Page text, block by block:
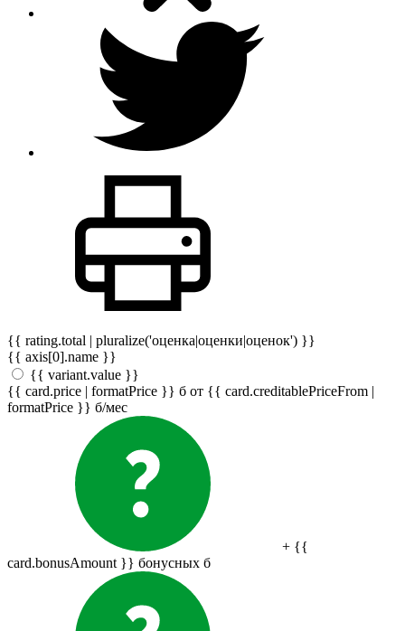
{{ rating.total | pluralize('оценка|оценки|оценок') }}
{{ axis[0].name }}
{{ variant.value }}
{{ card.price | formatPrice }} б от {{ card.creditablePriceFrom |
formatPrice }} б/мес
+ {{
card.bonusAmount }} бонусных б